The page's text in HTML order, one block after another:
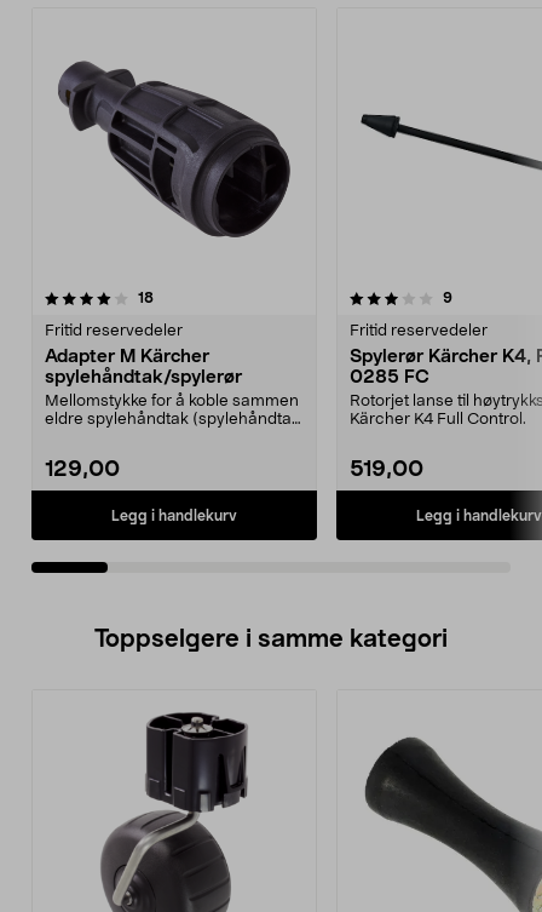
18anmeldelser
Fritid reservedeler
Adapter M Kärcher
spylehåndtak/spylerør
Mellomstykke for å koble sammen
eldre spylehåndtak (spylehåndtak
129,00
Legg i handlekurv
3.5av 5 stjerner 9anmeldelser
Fritid reservedeler
Spylerør Kärcher K4,
0285 FC
Rotorjet lanse til
Kärcher K4 Full Control.
519,00
Legg i handlekurv
5.0av 5 stjerner
Toppselgere i samme kategori